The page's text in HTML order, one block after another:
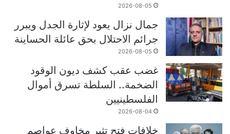
2026-08-05
جمال نزال يعود لإثارة الجدل ويبرر
جرائم الاحتلال بحق عائلة الحساينة
2026-08-05
غضب عقب كشف ديون الوقود
الضخمة.. السلطة تسرق أموال
الفلسطينيين
2026-08-04
خلافات فتح تثير مخاوف عواصم